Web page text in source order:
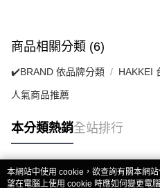
商品相關分類 (6)
✔️BRAND 依品牌分類 HAKKEI
人氣商品推薦
本分類熱銷全站排行
熱門標籤
本網站中使用 cookie，欲查詢有關本網
望在電腦上使用 cookie 時應如何變更電